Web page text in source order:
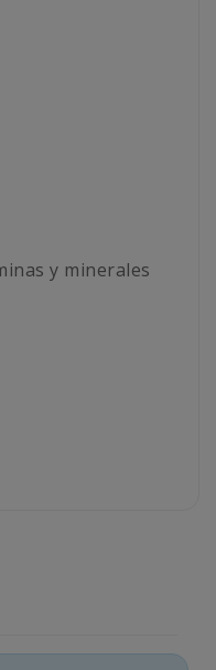
y minerales